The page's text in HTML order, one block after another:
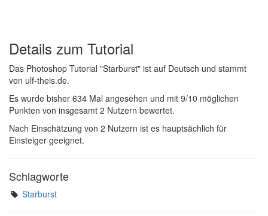
Details zum Tutorial
Das Photoshop Tutorial "Starburst" ist auf Deutsch und stammt
von ulf-theis.de.
Es wurde bisher 634 Mal angesehen und mit 9/10 möglichen
Punkten von insgesamt 2 Nutzern bewertet.
Nach Einschätzung von 2 Nutzern ist es hauptsächlich für
Einsteiger geeignet.
Schlagworte
Starburst